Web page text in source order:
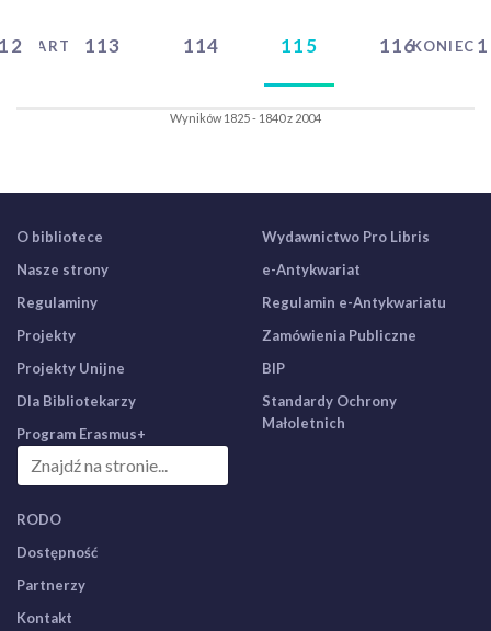
START 113 114 115 116KONIEC
Wyników 1825 - 1840 z 2004
O bibliotece
Nasze strony
Regulaminy
Projekty
Projekty Unijne
Dla Bibliotekarzy
Program Erasmus+
Wydawnictwo Pro Libris
e-Antykwariat
Regulamin e-Antykwariatu
Zamówienia Publiczne
BIP
Standardy Ochrony
Małoletnich
RODO
Dostępność
Partnerzy
Kontakt